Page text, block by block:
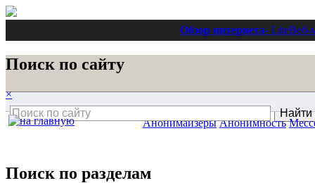
Обзор интернета- LiteВеб-
Поиск по сайту
×
Поиск по разделам
Анонимайзеры Анонимность